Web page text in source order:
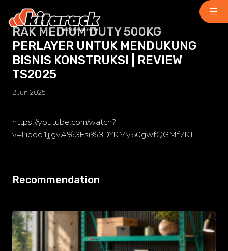
Home
About Us
Why Us
Product
chemindustry.kz
Medium Duty
Pallet Rack
Stacking Rack
tesakademi.net
Modular Mezanine
Accessories
RAK MEDIUM DUTY 500KG
PERLAYER UNTUK MENDUKUNG
BISNIS KONSTRUKSI | REVIEW
TS2025
2 Jun 2025
https://youtube.com/watch?
v=Liqdq1jjgvA%3Fsi%3DYKMy50gwfQGMf7KT
Recommendation